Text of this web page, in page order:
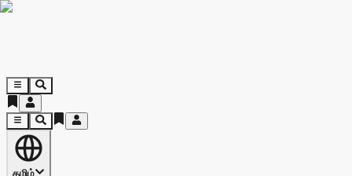
தமிழ்